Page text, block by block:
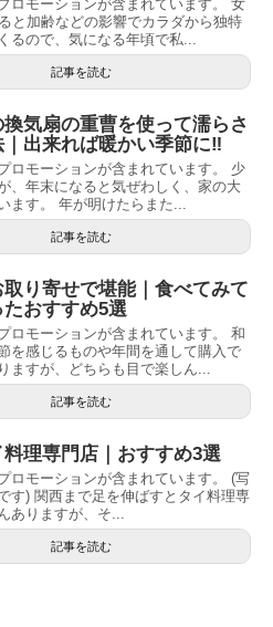
ロモーションが含まれています。 女
と加齢などの影響でカラダから独特
るので、気になる年頃で私...
記事を読む
気扇の重曹を使って濡らさ
出来れば暖かい季節に‼
ロモーションが含まれています。 少
、年末になると気ぜわしく、家の大
ます。 年が明けたらまた...
記事を読む
り寄せで堪能｜食べてみて
おすすめ5選
ロモーションが含まれています。 和
を感じるものや年間を通して購入で
ますが、どちらも目で楽しん...
記事を読む
料理専門店｜おすすめ3選
ロモーションが含まれています。 (写
す) 関西まで足を伸ばすとタイ料理専
ありますが、そ...
記事を読む